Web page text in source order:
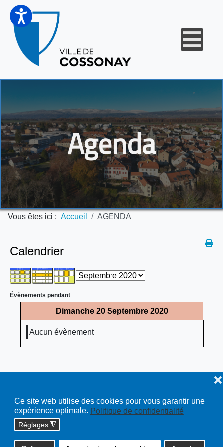
Ce site web utilise des cookies pour vous garantir une
expérience optimale. Politique de confidentialité
Réglages ◮
❌
Agenda
Vous êtes ici : Accueil AGENDA
Calendrier
Évènements pendant
Dimanche 20 Septembre 2020
Aucun évènement
Copyright © 2026 cossonay.ch - tous droits réservés | site :